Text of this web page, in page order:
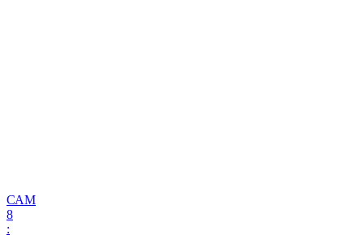
САМ
8
: